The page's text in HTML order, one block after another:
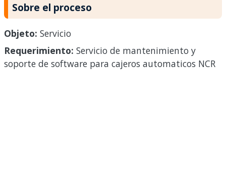
Sobre el proceso
Objeto: Servicio
Requerimiento: Servicio de mantenimiento y
soporte de software para cajeros automaticos NCR